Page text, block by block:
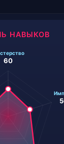
НАВЫКОВ